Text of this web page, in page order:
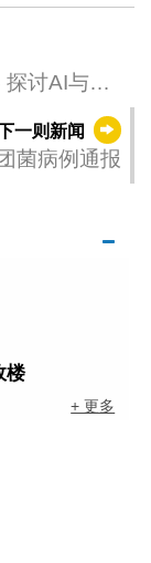
讨AI与短
一则新闻
菌病例通报
楼
+ 更多